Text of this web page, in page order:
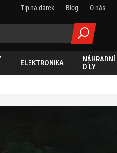
Tip na dárek Blog O nás
ELEKTRONIKA
NÁHRADNÍ
DÍLY